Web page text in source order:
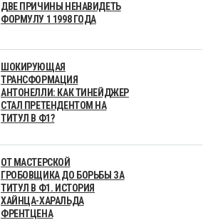
ДВЕ ПРИЧИНЫ НЕНАВИДЕТЬ
ФОРМУЛУ 1 1998 ГОДА
ШОКИРУЮЩАЯ
ТРАНСФОРМАЦИЯ
АНТОНЕЛЛИ: КАК ТИНЕЙДЖЕР
СТАЛ ПРЕТЕНДЕНТОМ НА
ТИТУЛ В Ф1?
ОТ МАСТЕРСКОЙ
ГРОБОВЩИКА ДО БОРЬБЫ ЗА
ТИТУЛ В Ф1. ИСТОРИЯ
ХАЙНЦА-ХАРАЛЬДА
ФРЕНТЦЕНА